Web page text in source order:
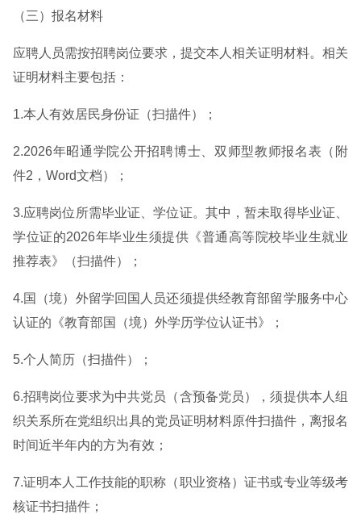
（三）报名材料
应聘人员需按招聘岗位要求，提交本人相关证明材料。相关
证明材料主要包括：
1.本人有效居民身份证（扫描件）；
2.2026年昭通学院公开招聘博士、双师型教师报名表（附
件2，Word文档）；
3.应聘岗位所需毕业证、学位证。其中，暂未取得毕业证、
学位证的2026年毕业生须提供《普通高等院校毕业生就业
推荐表》（扫描件）；
4.国（境）外留学回国人员还须提供经教育部留学服务中心
认证的《教育部国（境）外学历学位认证书》；
5.个人简历（扫描件）；
6.招聘岗位要求为中共党员（含预备党员），须提供本人组
织关系所在党组织出具的党员证明材料原件扫描件，离报名
时间近半年内的方为有效；
7.证明本人工作技能的职称（职业资格）证书或专业等级考
核证书扫描件；